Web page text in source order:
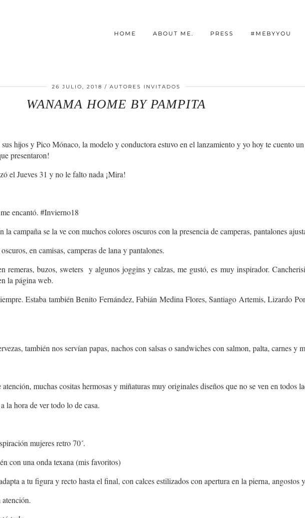
HOME ABOUT ME. PRESS #MEBYYOU
26 JULIO, 2018 AUTORES INVITADOS
WANAMA HOME BY PAMPITA
hijos y Pico Mónaco, la modelo y conductora estuvo en el lanzamiento y yo hoy te cuento
presentaron!
el Jueves 31 y no le falto nada ¡Mira!
encantó. #Invierno18
campaña se la ve con muchos colores oscuros con la presencia de camperas, pantalones
en camisas, camperas de lana y pantalones.
remeras, buzos, sweters y algunos joggins y calzas, me gustó, es muy inspirador.
la página web.
Estaba también Benito Fernández, Fabián Medina Flores, Santiago Artemis, Lizardo
también nos servían papas, nachos con salsas o sandwiches con salmon, palta, carnes y
muchas cositas hermosas y miñaturas muy originales diseños que no se ven en todos
la hora de ver todo lo de casa.
mujeres retro 70´.
con una onda texana (mis favoritos)
a tu figura y recto hasta el final, con calces estilizados con apertura en la pierna, angostos